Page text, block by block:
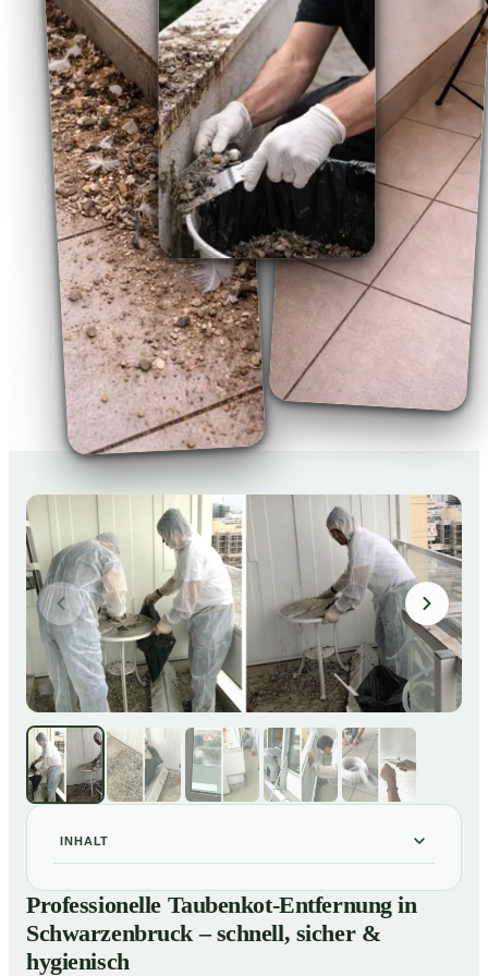
INHALT
01 Professionelle Taubenkot-Entfernung in
Schwarzenbruck – schnell, sicher & hygienisch
02
Warum professionelle Taubenkot-Entfernung in
Schwarzenbruck wichtig ist
Professionelle Taubenkot-Entfernung in
Schwarzenbruck – schnell, sicher &
hygienisch